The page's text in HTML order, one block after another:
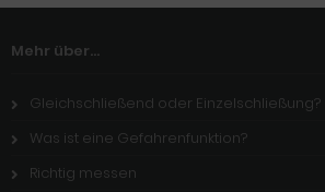
Mehr über...
Gleichschließend oder Einzelschließung?
Was ist eine Gefahrenfunktion?
Richtig messen